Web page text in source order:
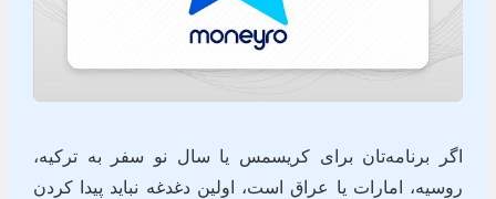
اگر برنامه‌تان برای کریسمس یا سال نو سفر به ترکیه،
روسیه، امارات یا عراق است، اولین دغدغه نباید پیدا کردن